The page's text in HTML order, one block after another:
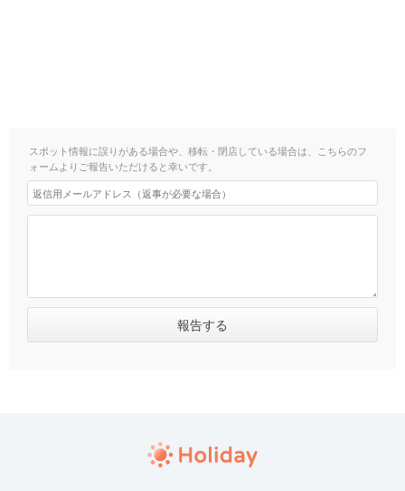
スポット情報に誤りがある場合や、移転・閉店している場合は、こちらのフ
ォームよりご報告いただけると幸いです。